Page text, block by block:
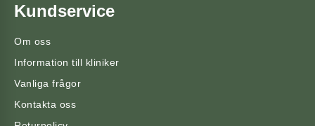
Kundservice
Om oss
Information till kliniker
Vanliga frågor
Kontakta oss